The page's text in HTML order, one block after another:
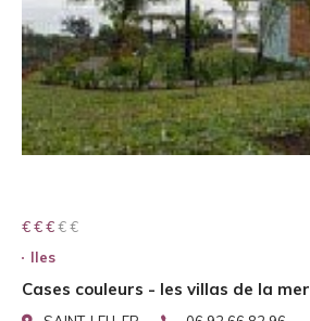
€ € € € €
€ € €
Iles
Cases couleurs - les villas de la mer